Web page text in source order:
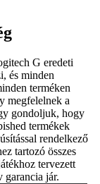
G eredeti
és minden
terméken
megfelelnek a
gondoljuk, hogy
termékek
rendelkező
tartozó összes
tervezett
garancia jár.